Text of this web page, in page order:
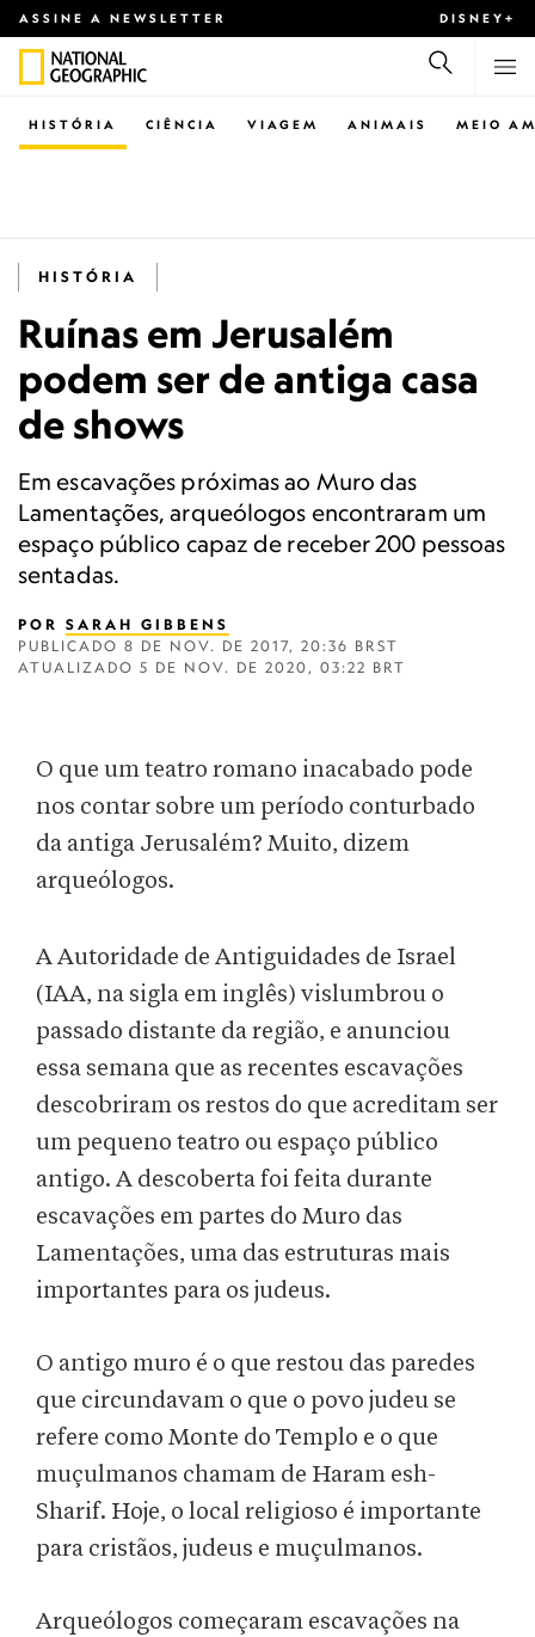
ASSINE A NEWSLETTER DISNEY+
CIÊNCIA VIAGEM ANIMAIS
HISTÓRIA MEIO
HISTÓRIA
Ruínas em Jerusalém
podem ser de antiga casa
de shows
Em escavações próximas ao Muro das
Lamentações, arqueólogos encontraram um
espaço público capaz de receber 200 pessoas
sentadas.
POR SARAH GIBBENS
PUBLICADO 8 DE NOV. DE 2017, 20:36 BRST
ATUALIZADO 5 DE NOV. DE 2020, 03:22 BRT
O que um teatro romano inacabado pode
nos contar sobre um período conturbado
da antiga Jerusalém? Muito, dizem
arqueólogos.
A Autoridade de Antiguidades de Israel
(IAA, na sigla em inglês) vislumbrou o
passado distante da região, e anunciou
essa semana que as recentes escavações
descobriram os restos do que acreditam ser
um pequeno teatro ou espaço público
antigo. A descoberta foi feita durante
escavações em partes do Muro das
Lamentações, uma das estruturas mais
importantes para os judeus.
O antigo muro é o que restou das paredes
que circundavam o que o povo judeu se
refere como Monte do Templo e o que
muçulmanos chamam de Haram esh-
Sharif. Hoje, o local religioso é importante
para cristãos, judeus e muçulmanos.
Arqueólogos começaram escavações na